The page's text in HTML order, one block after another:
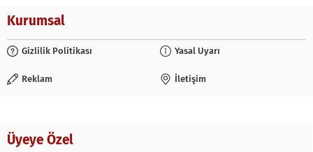
Kurumsal
Gizlilik Politikası Yasal Uyarı
Reklam İletişim
Üyeye Özel